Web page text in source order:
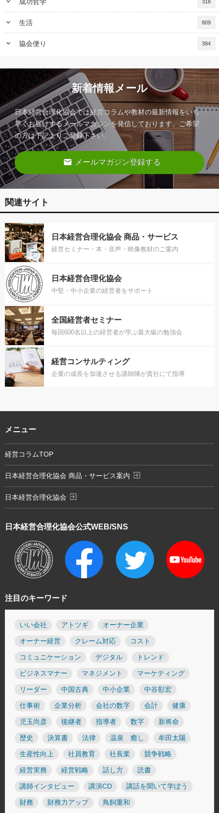
318
keyboard_arrow_down 生活 809
keyboard_arrow_down 協会便り 394
新着情報メール
日本経営合理化協会では経営コラムや教材の最新情報をいち
早くお届けするメールマガジンを発信しております。ご希望
の方は下記よりご登録下さい。
email メールマガジン登録する
関連サイト
日本経営合理化協会 商品・サービス
経営セミナー・本・音声・映像教材のご案内
日本経営合理化協会
中堅・中小企業の経営者をサポート
全国経営者セミナー
毎回600名以上の経営者が学ぶ最大級の勉強会
経営コンサルティング
企業の成長を加速させる講師陣が貴社にて指導
注目のキーワード
いい会社 アトツギ オーナー企業
オーナー経営 クレーム対応 コスト
コミュニケーション デジタル トレンド
ビジネスマナー マネジメント マーケティング
リーダー 中国古典 中小企業 中谷彰宏
仕事術 企業分析 会社の数字 会計 健康
児玉尚彦 後継者 指導者 数字 新将命
歴史 決算書 法律 温泉 癒し 牟田太陽
生産性向上 社員教育 社長業 競争戦略
経営実務 経営戦略 話し方 読書
講師インタビュー 講演CD 講話を聞いて学ぼう
財務 財務力アップ 鳥飼重和
日本経営合理化協会公式WEB/SNS
メニュー
経営コラムTOP
日本経営合理化協会 商品・サービス案内 exit_to_app
日本経営合理化協会 exit_to_app